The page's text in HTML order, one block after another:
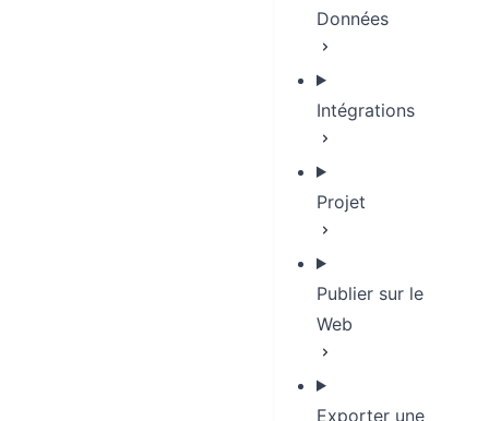
Données
Intégrations
Projet
Publier sur le
Web
Exporter une